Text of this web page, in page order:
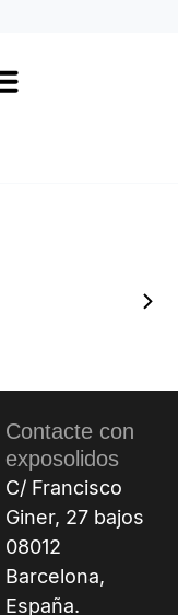
Contacte con
exposolidos
C/ Francisco
Giner, 27 bajos
08012
Barcelona,
España.